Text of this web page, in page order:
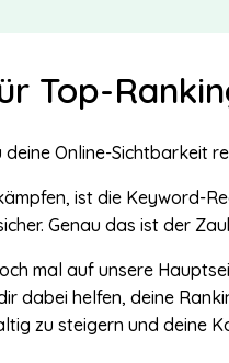
Top-
Online-Sichtbarkeit
ist die Keyword-
Genau das ist der
mal auf unsere
dabei helfen, deine
zu steigern und deine